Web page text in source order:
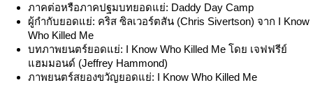
ภาคต่อหรือภาคปฐมบทยอดแย่: Daddy Day Camp
ผู้กำกับยอดแย่: คริส ซิลเวอร์ตสัน (Chris Sivertson) จาก I Know
Who Killed Me
บทภาพยนตร์ยอดแย่: I Know Who Killed Me โดย เจฟฟรีย์
แฮมมอนด์ (Jeffrey Hammond)
ภาพยนตร์สยองขวัญยอดแย่: I Know Who Killed Me